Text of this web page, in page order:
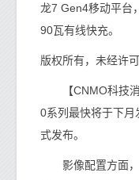
龙7 Gen4移动平台
90瓦有线快充。
版权所有，未经许
【CNMO科技消
0系列最快将于下月
式发布。
影像配置方面，